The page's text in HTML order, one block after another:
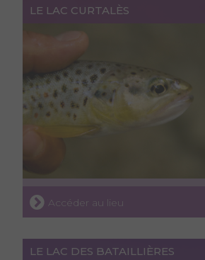
LE LAC CURTALÈS
Accéder au lieu
LE LAC DES BATAILLIÈRES